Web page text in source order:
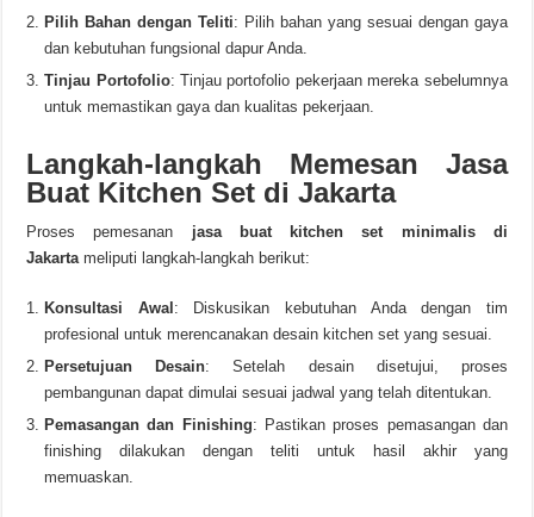
Pilih Bahan dengan Teliti: Pilih bahan yang sesuai dengan gaya
dan kebutuhan fungsional dapur Anda.
Tinjau Portofolio: Tinjau portofolio pekerjaan mereka sebelumnya
untuk memastikan gaya dan kualitas pekerjaan.
Langkah-langkah Memesan Jasa
Buat Kitchen Set di Jakarta
Proses pemesanan jasa buat kitchen set minimalis di
Jakartameliputi langkah-langkah berikut:
Konsultasi Awal : Diskusikan kebutuhan Anda dengan tim
profesional untuk merencanakan desain kitchen set yang sesuai.
Persetujuan Desain: Setelah desain disetujui, proses
pembangunan dapat dimulai sesuai jadwal yang telah ditentukan.
Pemasangan dan Finishing: Pastikan proses pemasangan dan
finishing dilakukan dengan teliti untuk hasil akhir yang
memuaskan.